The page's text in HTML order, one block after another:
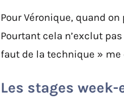
Pour Véronique, quand
Pourtant cela n’exclut
faut de la technique » me
Les stages